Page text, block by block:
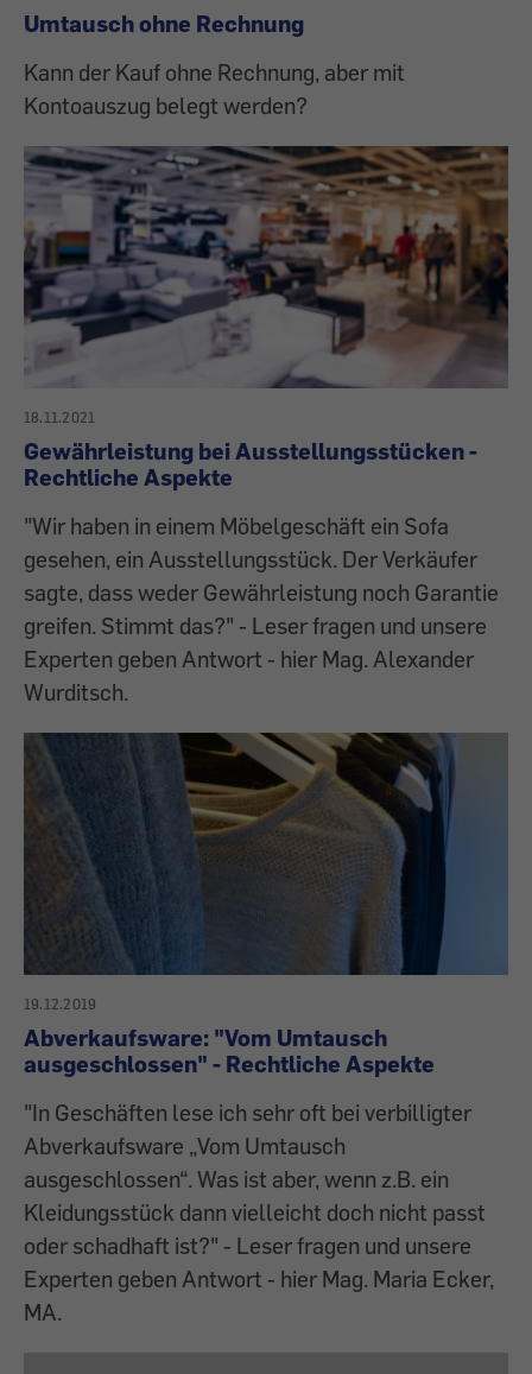
Umtausch ohne Rechnung
Kann der Kauf ohne Rechnung, aber mit
Kontoauszug belegt werden?
18.11.2021
Gewährleistung bei Ausstellungsstücken -
Rechtliche Aspekte
"Wir haben in einem Möbelgeschäft ein Sofa
gesehen, ein Ausstellungsstück. Der Verkäufer
sagte, dass weder Gewährleistung noch Garantie
greifen. Stimmt das?" - Leser fragen und unsere
Experten geben Antwort - hier Mag. Alexander
Wurditsch.
19.12.2019
Abverkaufsware: "Vom Umtausch
ausgeschlossen" - Rechtliche Aspekte
"In Geschäften lese ich sehr oft bei verbilligter
Abverkaufsware „Vom Umtausch
ausgeschlossen“. Was ist aber, wenn z.B. ein
Kleidungsstück dann vielleicht doch nicht passt
oder schadhaft ist?" - Leser fragen und unsere
Experten geben Antwort - hier Mag. Maria Ecker,
MA.